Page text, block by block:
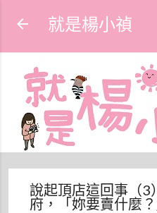
跳到
就是楊小禎
說起頂店這回事（3
府，「妳要賣什麼？